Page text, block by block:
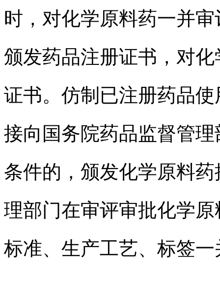
时，对化学原料药一并
颁发药品注册证书，对
证书。仿制已注册药品
接向国务院药品监督管
条件的，颁发化学原料
理部门在审评审批化学
标准、生产工艺、标签